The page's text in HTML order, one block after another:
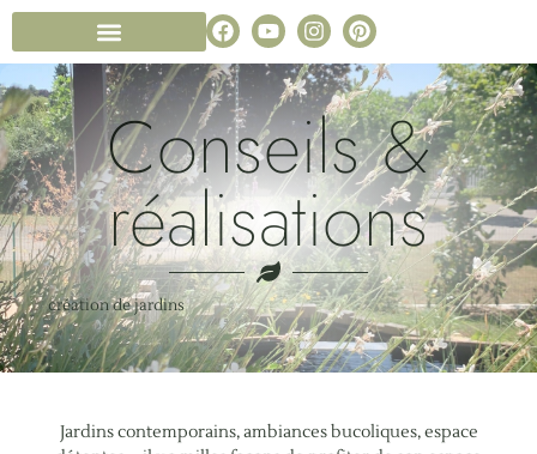
Conseils &
réalisations
création de jardins
Jardins contemporains, ambiances bucoliques, espace